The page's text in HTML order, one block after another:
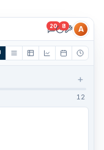
20 8 A
+
12